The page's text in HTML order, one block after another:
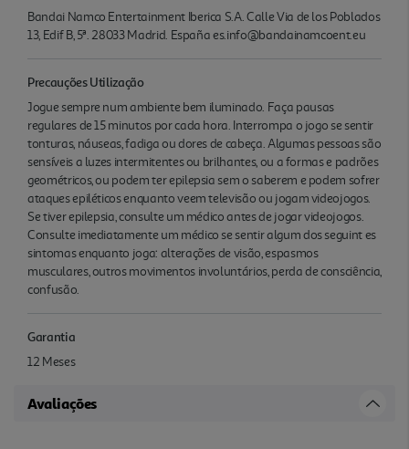
Bandai Namco Entertainment Iberica S.A. Calle Via de los Poblados
13, Edif B, 5ª. 28033 Madrid. España es.info@bandainamcoent.eu
Precauções Utilização
Jogue sempre num ambiente bem iluminado. Faça pausas
regulares de 15 minutos por cada hora. Interrompa o jogo se sentir
tonturas, náuseas, fadiga ou dores de cabeça. Algumas pessoas são
sensíveis a luzes intermitentes ou brilhantes, ou a formas e padrões
geométricos, ou podem ter epilepsia sem o saberem e podem sofrer
ataques epiléticos enquanto veem televisão ou jogam videojogos.
Se tiver epilepsia, consulte um médico antes de jogar videojogos.
Consulte imediatamente um médico se sentir algum dos seguint es
sintomas enquanto joga: alterações de visão, espasmos
musculares, outros movimentos involuntários, perda de consciência,
confusão.
Garantia
12 Meses
Avaliações